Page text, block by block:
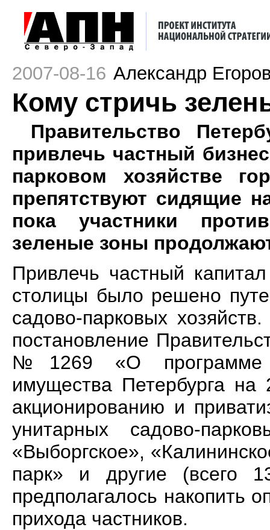
2007-08-16 Александр
Кому стричь
Правительство
привлечь частный
парковом хозяйстве
препятствуют сидящие
пока участники
зеленые зоны
Привлечь частный
столицы было решено
садово-парковых
постановление
№1269 «О программе
имущества Петербурга на
акционированию и
унитарных садово-
«Выборгское»,
парк» и другие (всего
предполагалось накопить
прихода частников.